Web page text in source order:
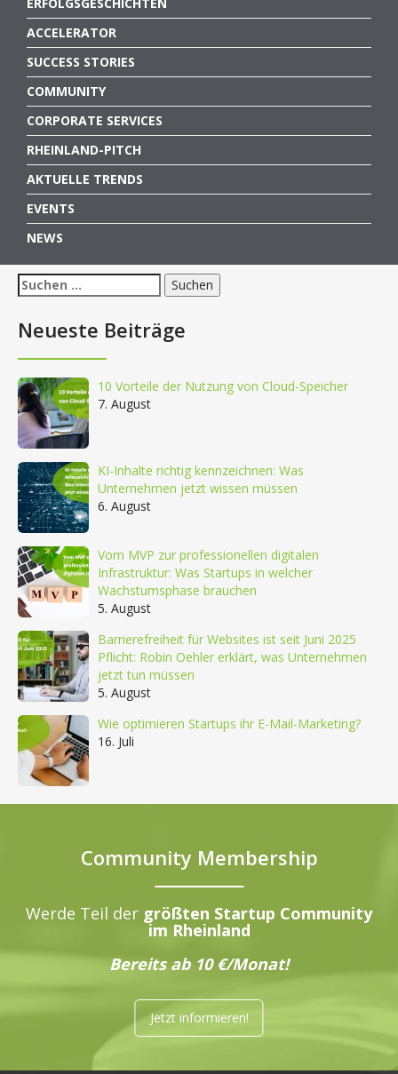
ACCELERATOR
SUCCESS STORIES
COMMUNITY
CORPORATE SERVICES
RHEINLAND-PITCH
AKTUELLE TRENDS
EVENTS
NEWS
Suchen
nach:
Neueste Beiträge
10 Vorteile der Nutzung von Cloud-Speicher
7. August
KI-Inhalte richtig kennzeichnen: Was
Unternehmen jetzt wissen müssen
6. August
Vom MVP zur professionellen digitalen
Infrastruktur: Was Startups in welcher
Wachstumsphase brauchen
5. August
Barrierefreiheit für Websites ist seit Juni 2025
Pflicht: Robin Oehler erklärt, was Unternehmen
jetzt tun müssen
5. August
Wie optimieren Startups ihr E-Mail-Marketing?
16. Juli
Community Membership
Werde Teil der größten Startup Community
im Rheinland
Bereits ab 10 €/Monat!
Jetzt informieren!